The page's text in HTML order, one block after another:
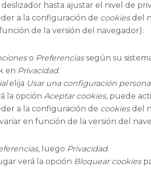
hasta ajustar el nivel de
a la configuración de cookiesdel
de la versión del navegador):
o Preferenciassegún su
en Privacidad.
elija Usar una configuración
la opción Aceptar cookies, puede
a la configuración de cookiesdel
en función de la versión del
, luego Privacidad.
verá la opción Bloquear cookies